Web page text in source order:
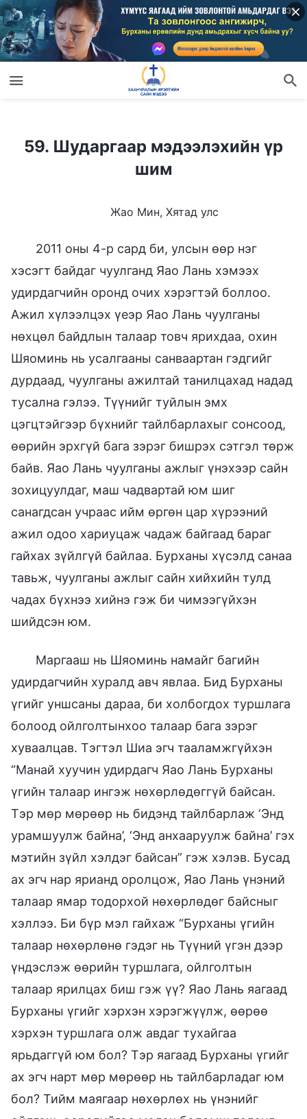
59. Шударгаар мэдээлэхийн үр шим
59. Шударгаар мэдээлэхийн үр
шим
Жао Мин, Хятад улс
2011 оны 4-р сард би, улсын өөр нэг
хэсэгт байдаг чуулганд Яао Лань хэмээх
удирдагчийн оронд очих хэрэгтэй боллоо.
Ажил хүлээлцэх үеэр Яао Лань чуулганы
нөхцөл байдлын талаар товч ярихдаа, охин
Шяоминь нь усалгааны санваартан гэдгийг
дурдаад, чуулганы ажилтай танилцахад надад
тусална гэлээ. Түүнийг туйлын эмх
цэгцтэйгээр бүхнийг тайлбарлахыг сонсоод,
өөрийн эрхгүй бага зэрэг бишрэх сэтгэл төрж
байв. Яао Лань чуулганы ажлыг үнэхээр сайн
зохицуулдаг, маш чадвартай юм шиг
санагдсан учраас ийм өргөн цар хүрээний
ажил одоо хариуцаж чадаж байгаад бараг
гайхах зүйлгүй байлаа. Бурханы хүсэлд санаа
тавьж, чуулганы ажлыг сайн хийхийн тулд
чадах бүхнээ хийнэ гэж би чимээгүйхэн
шийдсэн юм.
Маргааш нь Шяоминь намайг багийн
удирдагчийн хуралд авч явлаа. Бид Бурханы
үгийг уншсаны дараа, би холбогдох туршлага
болоод ойлголтынхоо талаар бага зэрэг
хуваалцав. Тэгтэл Шиа эгч тааламжгүйхэн
“Манай хуучин удирдагч Яао Лань Бурханы
үгийн талаар ингэж нөхөрлөдөггүй байсан.
Тэр мөр мөрөөр нь бидэнд тайлбарлаж ‘Энд
урамшуулж байна’, ‘Энд анхааруулж байна’ гэх
мэтийн зүйл хэлдэг байсан” гэж хэлэв. Бусад
ах эгч нар ярианд оролцож, Яао Лань үнэний
талаар ямар тодорхой нөхөрлөдөг байсныг
хэллээ. Би бүр мэл гайхаж “Бурханы үгийн
талаар нөхөрлөнө гэдэг нь Түүний үгэн дээр
үндэслэж өөрийн туршлага, ойлголтын
талаар ярилцах биш гэж үү? Яао Лань яагаад
Бурханы үгийг хэрхэн хэрэгжүүлж, өөрөө
хэрхэн туршлага олж авдаг тухайгаа
ярьдаггүй юм бол? Тэр яагаад Бурханы үгийг
ах эгч нарт мөр мөрөөр нь тайлбарладаг юм
бол? Тийм маягаар нөхөрлөх нь үнэнийг